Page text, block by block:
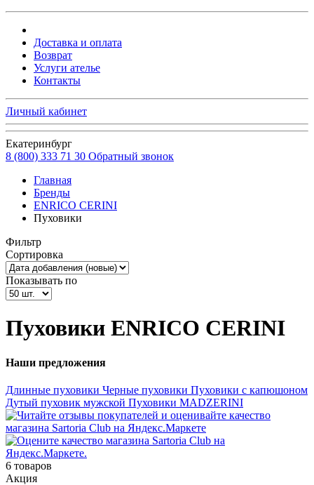
Доставка и оплата
Возврат
Услуги ателье
Контакты
Личный кабинет
Екатеринбург
8 (800) 333 71 30 Обратный звонок
Главная
Бренды
ENRICO CERINI
Пуховики
Фильтр
Сортировка
Показывать по
Пуховики ENRICO CERINI
Наши предложения
Длинные пуховики Черные пуховики Пуховики с капюшоном
Дутый пуховик мужской Пуховики MADZERINI
6 товаров
Акция